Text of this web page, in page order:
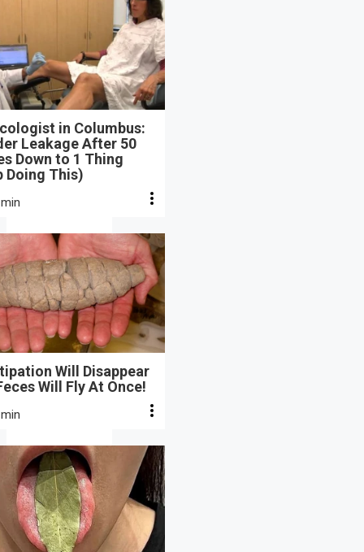
in Columbus:
Leakage After 50
Down to 1 Thing
Doing This)
Will Disappear
Will Fly At Once!